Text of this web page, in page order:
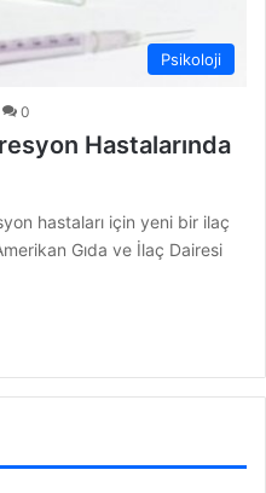
Psikoloji
0
Hastalarında
hastaları için yeni bir ilaç
Gıda ve İlaç Dairesi